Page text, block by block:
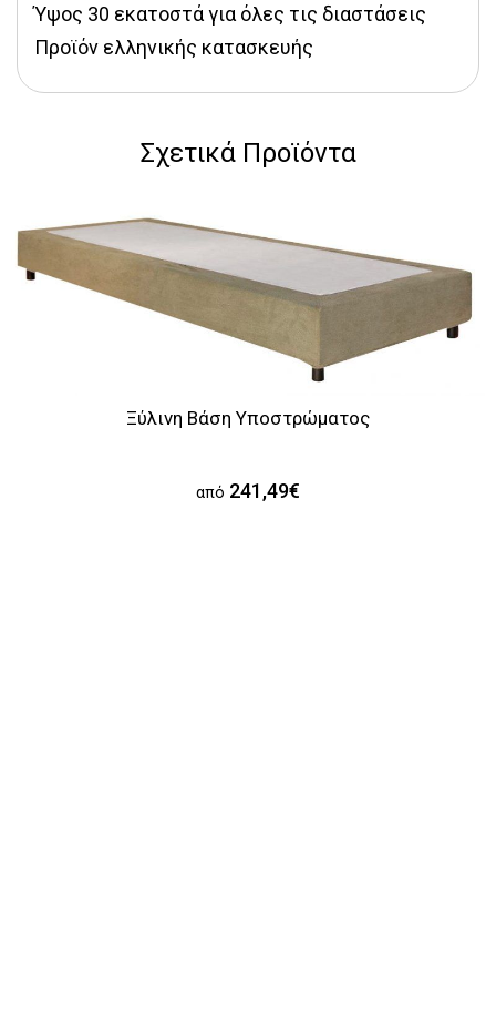
Ύψος 30 εκατοστά για όλες τις διαστάσεις
Προϊόν ελληνικής κατασκευής
Σχετικά Προϊόντα
Ξύλινη Βάση Υποστρώματος
από 241,49€